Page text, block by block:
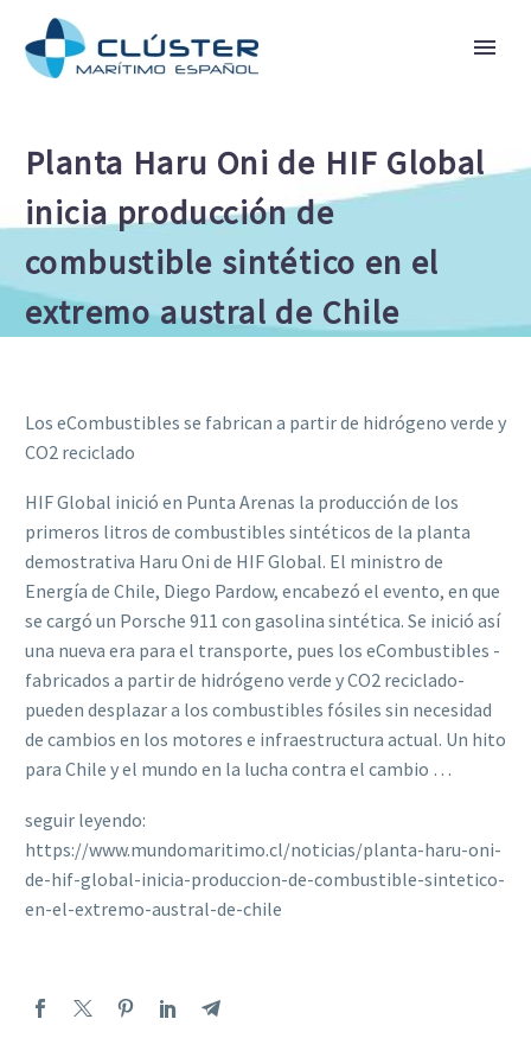
Planta Haru Oni de HIF Global
inicia producción de
combustible sintético en el
extremo austral de Chile
Los eCombustibles se fabrican a partir de hidrógeno verde y
CO2 reciclado
HIF Global inició en Punta Arenas la producción de los
primeros litros de combustibles sintéticos de la planta
demostrativa Haru Oni de HIF Global. El ministro de
Energía de Chile, Diego Pardow, encabezó el evento, en que
se cargó un Porsche 911 con gasolina sintética. Se inició así
una nueva era para el transporte, pues los eCombustibles -
fabricados a partir de hidrógeno verde y CO2 reciclado-
pueden desplazar a los combustibles fósiles sin necesidad
de cambios en los motores e infraestructura actual. Un hito
para Chile y el mundo en la lucha contra el cambio …
seguir leyendo:
https://www.mundomaritimo.cl/noticias/planta-haru-oni-
de-hif-global-inicia-produccion-de-combustible-sintetico-
en-el-extremo-austral-de-chile